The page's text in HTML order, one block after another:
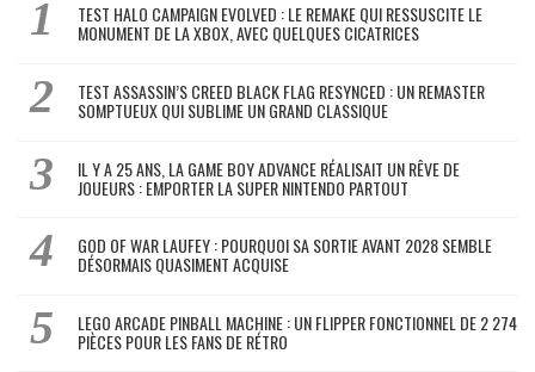
TEST HALO CAMPAIGN EVOLVED : LE REMAKE QUI RESSUSCITE LE
MONUMENT DE LA XBOX, AVEC QUELQUES CICATRICES
TEST ASSASSIN’S CREED BLACK FLAG RESYNCED : UN REMASTER
SOMPTUEUX QUI SUBLIME UN GRAND CLASSIQUE
IL Y A 25 ANS, LA GAME BOY ADVANCE RÉALISAIT UN RÊVE DE
JOUEURS : EMPORTER LA SUPER NINTENDO PARTOUT
GOD OF WAR LAUFEY : POURQUOI SA SORTIE AVANT 2028 SEMBLE
DÉSORMAIS QUASIMENT ACQUISE
LEGO ARCADE PINBALL MACHINE : UN FLIPPER FONCTIONNEL DE 2 274
PIÈCES POUR LES FANS DE RÉTRO